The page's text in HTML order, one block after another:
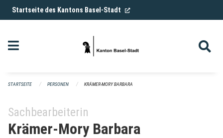
Navigation überspringen
Startseite des Kantons Basel-Stadt (External Link)
STARTSEITE PERSONEN KRÄMER-MORY BARBARA
Sachbearbeiterin
Krämer-Mory Barbara